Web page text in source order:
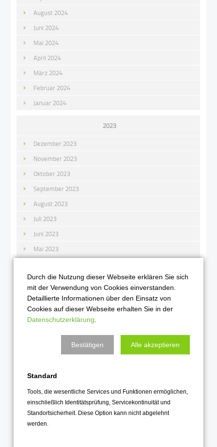
August 2024
Juni 2024
Mai 2024
April 2024
März 2024
Februar 2024
Januar 2024
2023
Dezember 2023
November 2023
Oktober 2023
September 2023
August 2023
Juli 2023
Juni 2023
Mai 2023
März 2023
Februar 2023
Januar 2023
Dezember 2022
Oktober 2022
September 2022
August 2022
Juli 2022
Durch die Nutzung dieser Webseite erklären Sie sich
mit der Verwendung von Cookies einverstanden.
Detaillierte Informationen über den Einsatz von
Cookies auf dieser Webseite erhalten Sie in der
Datenschutzerklärung
Bestätigen Alle akzeptieren
Standard
Tools, die wesentliche Services und Funktionen ermöglichen,
einschließlich Identitätsprüfung, Servicekontinuität und
Standortsicherheit. Diese Option kann nicht abgelehnt
werden.